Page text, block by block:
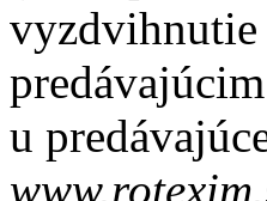
vyzdvihnutie
u